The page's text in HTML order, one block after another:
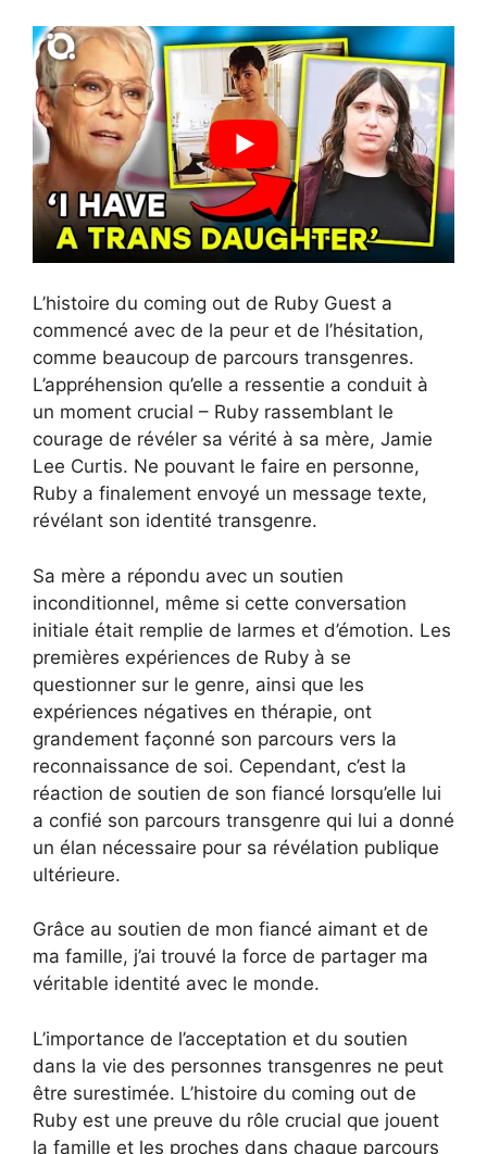
L’histoire du coming out de Ruby Guest a
commencé avec de la peur et de l’hésitation,
comme beaucoup de parcours transgenres.
L’appréhension qu’elle a ressentie a conduit à
un moment crucial – Ruby rassemblant le
courage de révéler sa vérité à sa mère, Jamie
Lee Curtis. Ne pouvant le faire en personne,
Ruby a finalement envoyé un message texte,
révélant son identité transgenre.
Sa mère a répondu avec un soutien
inconditionnel, même si cette conversation
initiale était remplie de larmes et d’émotion. Les
premières expériences de Ruby à se
questionner sur le genre, ainsi que les
expériences négatives en thérapie, ont
grandement façonné son parcours vers la
reconnaissance de soi. Cependant, c’est la
réaction de soutien de son fiancé lorsqu’elle lui
a confié son parcours transgenre qui lui a donné
un élan nécessaire pour sa révélation publique
ultérieure.
Grâce au soutien de mon fiancé aimant et de
ma famille, j’ai trouvé la force de partager ma
véritable identité avec le monde.
L’importance de l’acceptation et du soutien
dans la vie des personnes transgenres ne peut
être surestimée. L’histoire du coming out de
Ruby est une preuve du rôle crucial que jouent
la famille et les proches dans chaque parcours